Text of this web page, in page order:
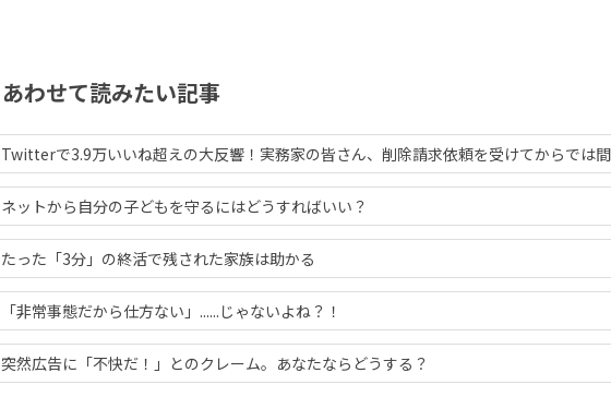
あわせて読みたい記事
Twitterで3.9万いいね超えの大反響！実務家の皆さん、削除請求依頼を受けてからでは間
ネットから自分の子どもを守るにはどうすればいい？
たった「3分」の終活で残された家族は助かる
「非常事態だから仕方ない」......じゃないよね？！
突然広告に「不快だ！」とのクレーム。あなたならどうする？